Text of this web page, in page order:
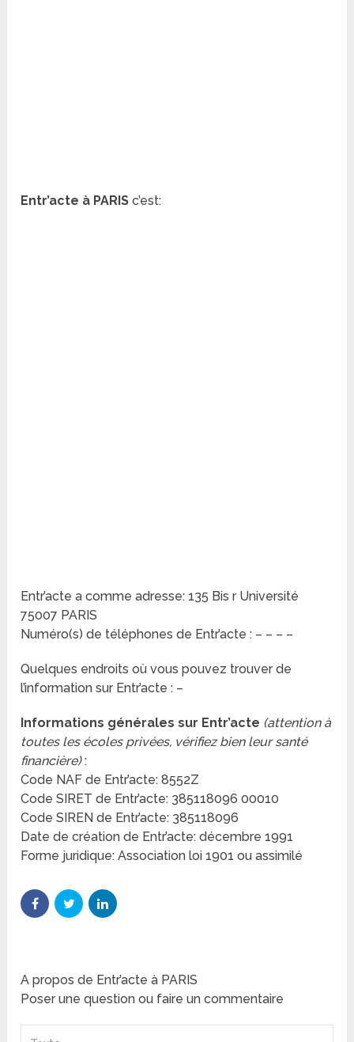
Entr’acte à PARIS c’est:
Entr’acte a comme adresse: 135 Bis r Université
75007 PARIS
Numéro(s) de téléphones de Entr’acte : – – – –
Quelques endroits où vous pouvez trouver de
l’information sur Entr’acte : –
Informations générales sur Entr’acte (attention à
toutes les écoles privées, vérifiez bien leur santé
financière):
Code NAF de Entr’acte: 8552Z
Code SIRET de Entr’acte: 385118096 00010
Code SIREN de Entr’acte: 385118096
Date de création de Entr’acte: décembre 1991
Forme juridique: Association loi 1901 ou assimilé
A propos de Entr’acte à PARIS
Poser une question ou faire un commentaire